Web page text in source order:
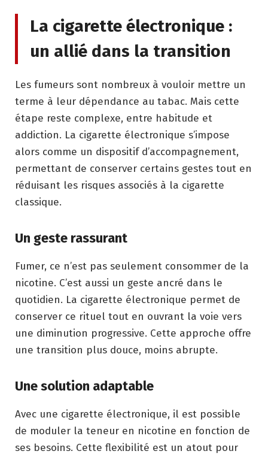
La cigarette électronique :
un allié dans la transition
Les fumeurs sont nombreux à vouloir mettre un
terme à leur dépendance au tabac. Mais cette
étape reste complexe, entre habitude et
addiction. La cigarette électronique s’impose
alors comme un dispositif d’accompagnement,
permettant de conserver certains gestes tout en
réduisant les risques associés à la cigarette
classique.
Un geste rassurant
Fumer, ce n’est pas seulement consommer de la
nicotine. C’est aussi un geste ancré dans le
quotidien. La cigarette électronique permet de
conserver ce rituel tout en ouvrant la voie vers
une diminution progressive. Cette approche offre
une transition plus douce, moins abrupte.
Une solution adaptable
Avec une cigarette électronique, il est possible
de moduler la teneur en nicotine en fonction de
ses besoins. Cette flexibilité est un atout pour